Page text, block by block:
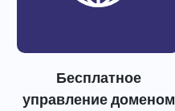
Бесплатное
управление доменом